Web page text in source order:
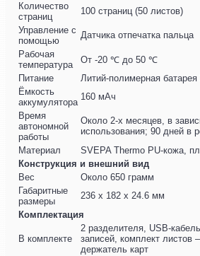
Количество
страниц
100 страниц (50 листов)
Управление с
помощью
Датчика отпечатка пальца
Рабочая
температура
От -20 ℃ до 50 ℃
Питание
Литий-полимерная батарея
Ёмкость
аккумулятора
160 мАч
Время
автономной
работы
Около 2-х месяцев, в
использования; 90 дней в
Материал
SVEPA Thermo PU-кожа,
Конструкция и внешний вид
Вес
Около 650 грамм
Габаритные
размеры
236 x 182 x 24.6 мм
Комплектация
В комплекте
2 разделителя, USB-
записей, комплект
держатель карт